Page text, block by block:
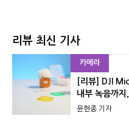
리뷰 최신 기사
카메라
[리뷰] DJI
내부 녹음까
윤현종 기자